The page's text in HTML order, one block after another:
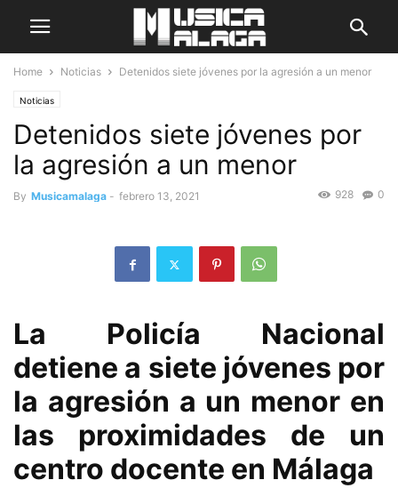
Home Noticias Detenidos siete jóvenes por la agresión a un menor
Noticias
Detenidos siete jóvenes por
la agresión a un menor
By Musicamalaga - febrero 13, 2021 0
928
La Policía Nacional
detiene a siete jóvenes por
la agresión a un menor en
las proximidades de un
centro docente en Málaga